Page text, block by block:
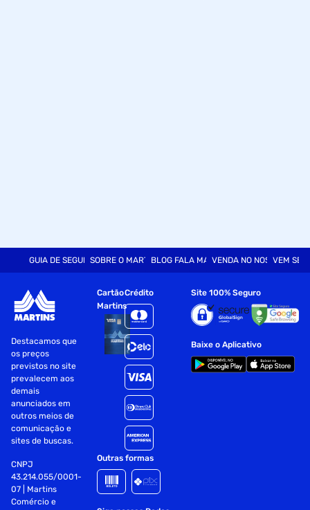
GUIA DE SEGURANÇASOBRE O MARTINSBLOG FALA MARTVENDA NO NOSSO SITE
VEM SER
Destacamos que
os preços
previstos no site
prevalecem aos
demais
anunciados em
outros meios de
comunicação e
sites de buscas.
CNPJ
43.214.055/0001-
07 | Martins
Comércio e
Cartão
Martins
Crédito
Outras formas
Site 100% Seguro
Baixe o Aplicativo